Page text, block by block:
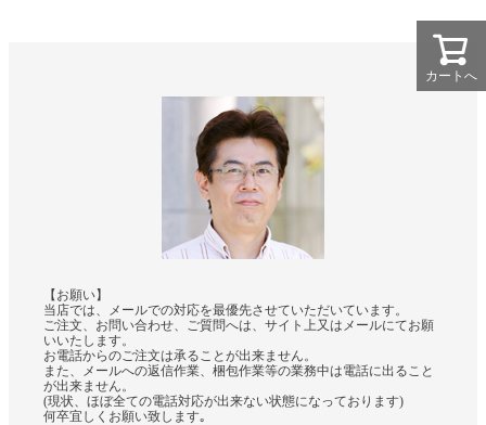
【お願い】
当店では、メールでの対応を最優先させていただいています。
ご注文、お問い合わせ、ご質問へは、サイト上又はメールにてお願
いいたします。
お電話からのご注文は承ることが出来ません。
また、メールへの返信作業、梱包作業等の業務中は電話に出ること
が出来ません。
(現状、ほぼ全ての電話対応が出来ない状態になっております)
何卒宜しくお願い致します｡
カートへ